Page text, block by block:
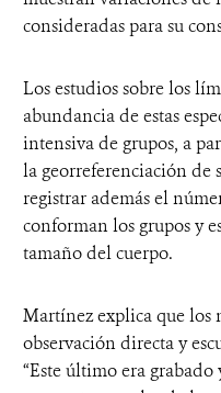
consideradas para su
Los estudios sobre los
abundancia de estas
intensiva de grupos, a
la georreferenciación
registrar además el
conforman los grupos y
tamaño del cuerpo.
Martínez explica que los
observación directa y
“Este último era